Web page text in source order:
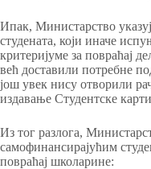
Ипак, Министарство
студената, који иначе
критеријуме за повраћај
већ доставили потребне
још увек нису отворили
издавање Студентске
Из тог разлога,
самофинансирајућим
повраћај школарине: